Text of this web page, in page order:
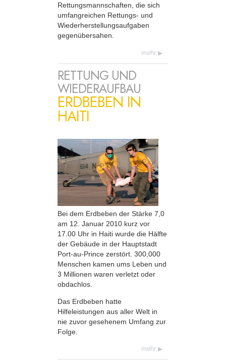
Rettungsmannschaften, die sich
umfangreichen Rettungs- und
Wiederherstellungsaufgaben
gegenübersahen.
mehr
RETTUNG UND
WIEDERAUFBAU
ERDBEBEN IN
HAITI
Bei dem Erdbeben der Stärke 7,0
am 12. Januar 2010 kurz vor
17.00 Uhr in Haiti wurde die Hälfte
der Gebäude in der Hauptstadt
Port-au-Prince zerstört. 300,000
Menschen kamen ums Leben und
3 Millionen waren verletzt oder
obdachlos.
Das Erdbeben hatte
Hilfeleistungen aus aller Welt in
nie zuvor gesehenem Umfang zur
Folge.
mehr